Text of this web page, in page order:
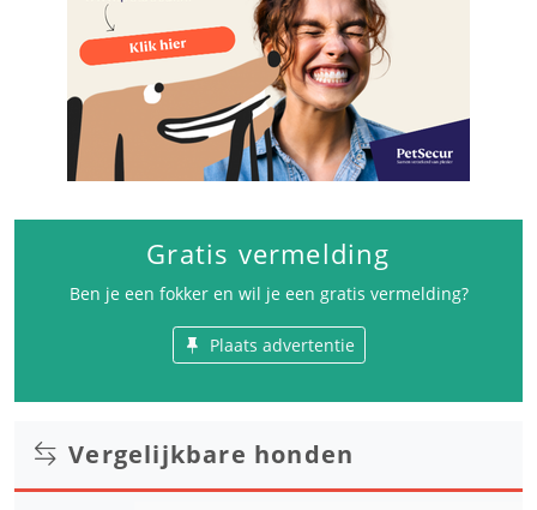
Gratis vermelding
Ben je een fokker en wil je een gratis vermelding?
Plaats advertentie
Vergelijkbare honden